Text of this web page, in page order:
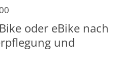
oder eBike nach
und